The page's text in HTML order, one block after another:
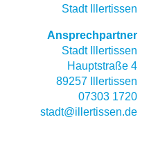
Stadt Illertissen
Ansprechpartner
Stadt Illertissen
Hauptstraße 4
89257 Illertissen
07303 1720
stadt@illertissen.de